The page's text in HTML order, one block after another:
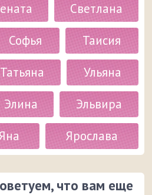
Светлана
Софья
Таисия
Татьяна
Ульяна
Элина
Эльвира
Ярослава
что вам еще